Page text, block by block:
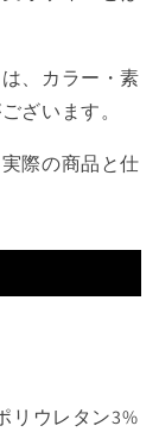
、カラー・素
ざいます。
際の商品と仕
リウレタン3%